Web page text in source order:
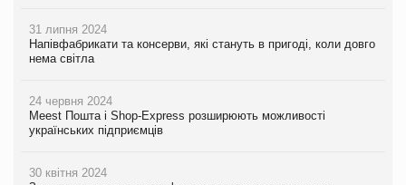
31 липня 2024
Напівфабрикати та консерви, які стануть в пригоді, коли довго
нема світла
24 червня 2024
Meest Пошта і Shop-Express розширюють можливості
українських підприємців
30 квітня 2024